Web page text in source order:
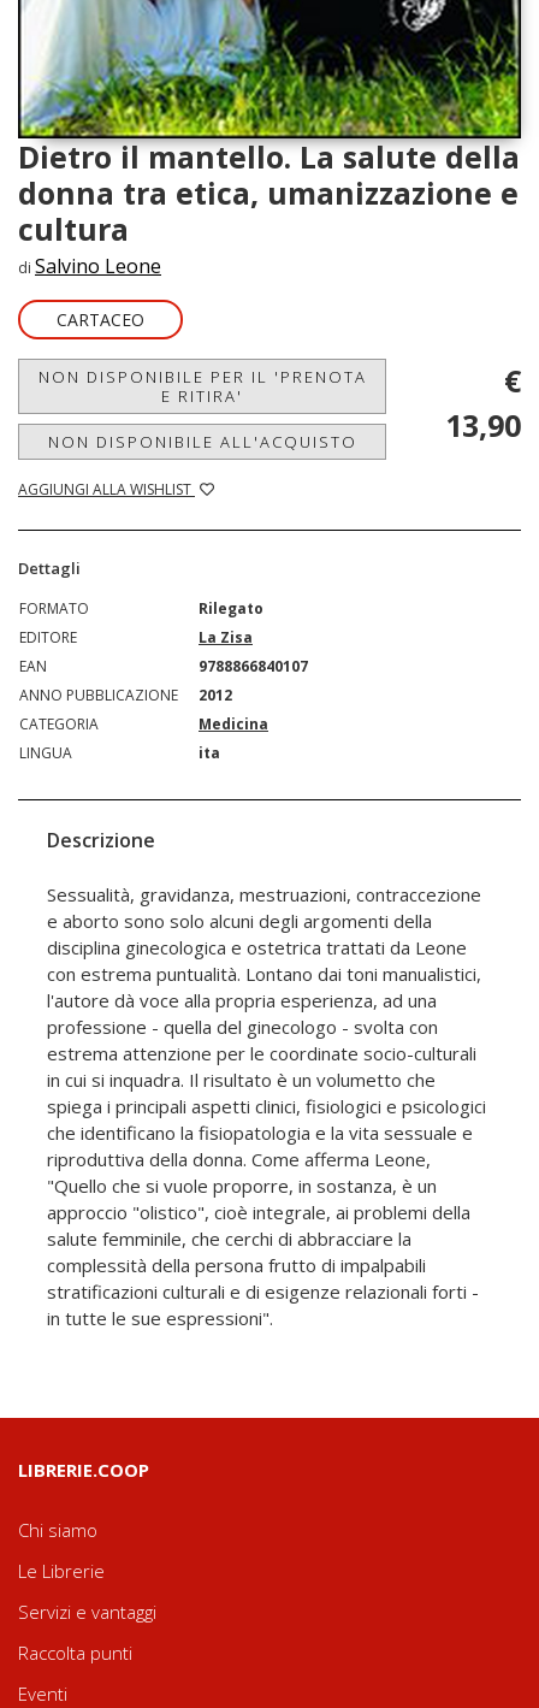
Dietro il mantello. La salute della
donna tra etica, umanizzazione e
cultura
di Salvino Leone
CARTACEO
NON DISPONIBILE PER IL 'PRENOTA
E RITIRA'
NON DISPONIBILE ALL'ACQUISTO
AGGIUNGI ALLA WISHLIST
€
13,90
Dettagli
FORMATO
Rilegato
EDITORE
La Zisa
EAN
9788866840107
ANNO PUBBLICAZIONE
2012
CATEGORIA
Medicina
LINGUA
ita
Descrizione
Sessualità, gravidanza, mestruazioni, contraccezione
e aborto sono solo alcuni degli argomenti della
disciplina ginecologica e ostetrica trattati da Leone
con estrema puntualità. Lontano dai toni manualistici,
l'autore dà voce alla propria esperienza, ad una
professione - quella del ginecologo - svolta con
estrema attenzione per le coordinate socio-culturali
in cui si inquadra. Il risultato è un volumetto che
spiega i principali aspetti clinici, fisiologici e psicologici
che identificano la fisiopatologia e la vita sessuale e
riproduttiva della donna. Come afferma Leone,
"Quello che si vuole proporre, in sostanza, è un
approccio "olistico", cioè integrale, ai problemi della
salute femminile, che cerchi di abbracciare la
complessità della persona frutto di impalpabili
stratificazioni culturali e di esigenze relazionali forti -
in tutte le sue espressioni".
LIBRERIE.COOP
Chi siamo
Le Librerie
Servizi e vantaggi
Raccolta punti
Eventi